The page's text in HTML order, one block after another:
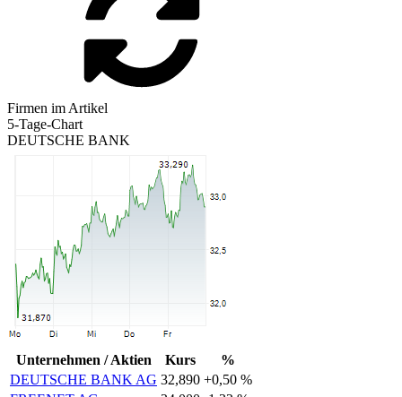
Firmen im Artikel
5-Tage-Chart
DEUTSCHE BANK
Unternehmen / Aktien Kurs
%
DEUTSCHE BANK AG 32,890 +0,50 %